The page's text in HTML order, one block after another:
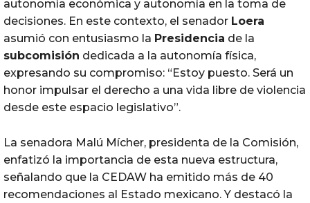
autonomía económica y autonomía en la toma de
decisiones. En este contexto, el senador Loera
asumió con entusiasmo la Presidencia de la
subcomisión dedicada a la autonomía física,
expresando su compromiso: “Estoy puesto. Será un
honor impulsar el derecho a una vida libre de violencia
desde este espacio legislativo”.
La senadora Malú Mícher, presidenta de la Comisión,
enfatizó la importancia de esta nueva estructura,
señalando que la CEDAW ha emitido más de 40
recomendaciones al Estado mexicano.Y destacó la